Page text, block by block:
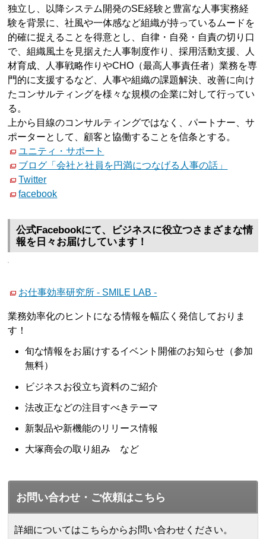
独立し、以降システム開発のSE経験と豊富な人事実務経
験を背景に、社風や一体感など組織が持っているムードを
的確に捉えることを得意とし、自律・自発・自責の切り口
で、組織風土を見据えた人事制度作り、採用活動支援、人
材育成、人事戦略作りやCHO（最高人事責任者）業務を専
門的に支援するなど、人事や組織の課題解決、改善に向け
たコンサルティングを様々な規模の企業に対して行ってい
る。
上から目線のコンサルティングではなく、パートナー、サ
ポーターとして、顧客と協働することを信条とする。
ユニティ・サポート
ブログ「会社と社員を円満につなげる人事の話」
Twitter
facebook
公式Facebookにて、ビジネスに役立つさまざまな情
報を日々お届けしています！
お仕事効率研究所 - SMILE LAB -
業務効率化のヒントになる情報を幅広く発信しておりま
す！
旬な情報をお届けするイベント開催のお知らせ（参加
無料）
ビジネスお役立ち資料のご紹介
法改正などの注目すべきテーマ
新製品や新機能のリリース情報
大塚商会の取り組み など
お問い合わせ・ご依頼はこちら
詳細についてはこちらからお問い合わせください。